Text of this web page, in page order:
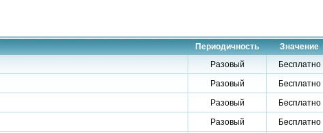
Периодичность
Значение
Разовый
Бесплатно
Разовый
Бесплатно
Разовый
Бесплатно
Разовый
Бесплатно